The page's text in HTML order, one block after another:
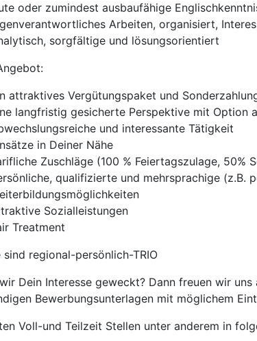
oder zumindest ausbaufähige
Arbeiten, organisiert,
sorgfältige und lösungsorientiert
attraktives Vergütungspaket und
langfristig gesicherte Perspektive mit Option
und interessante Tätigkeit
in Deiner Nähe
Zuschläge (100 % Feiertagszulage, 50%
qualifizierte und mehrsprachige (z.B.
Sozialleistungen
Treatment
sind regional-persönlich-TRIO
Dein Interesse geweckt? Dann freuen wir
Bewerbungsunterlagen mit möglichem
Voll-und Teilzeit Stellen unter anderem in